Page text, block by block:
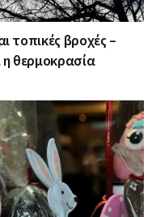
τοπικές βροχές –
η θερμοκρασία